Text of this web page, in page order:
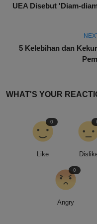
UEA Disebut 'Diam-
5 Kelebihan dan
WHAT'S YOUR
Like
0
Angry
0